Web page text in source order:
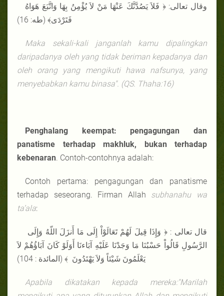
وقال تعالى: ﴿ فَلاَ يَصُدَّنَّكَ عَنْهَا مَنْ لاَ يُؤْمِنُ بِهَا وَاتَّبَعَ هَوَاهُ
فَتَرْدَى﴾ (طه: 16)
Maka sekali-kali janganlah kamu dipalingkan
daripadanya oleh yang tidak beriman kepadanya dan
oleh orang yang mengikuti hawa nafsunya, yang
menyebabkan kamu binasa". (QS. Thaha:16)
Penghalang keempat: pengagungan dan
panatisme terhadap makhluk, bukan terhadap
kebenaran. Contoh-contohnya adalah:
Contoh pertama: pengagungan dan panatisme
terhadap seseorang. Firman Allah subhanahu wa
ta’ala:
الرَّسُولِ قَالُواْ حَسْبُنَا مَا وَجَدْنَا عَلَيْهِ آبَاءنَا أَوَلَوْ كَانَ آبَاؤُهُمْ لاَ
يَعْلَمُونَ شَيْئاً وَلاَ يَهْتَدُونَ ﴾ (المائدة : 104)
Apabila dikatakan kepada mereka:"Marilah